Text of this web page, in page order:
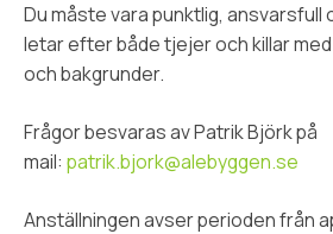
Du måste vara punktlig, ansvarsfull
letar efter både tjejer och killar
och bakgrunder.
Frågor besvaras av Patrik Björk på
mail: patrik.bjork@alebyggen.se
Anställningen avser perioden från